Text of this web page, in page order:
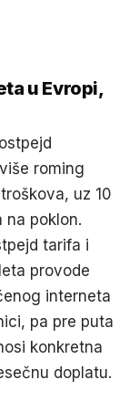
u Evropi,
roming
uz 10
na poklon.
tarifa i
provode
interneta
pa pre puta
konkretna
doplatu.